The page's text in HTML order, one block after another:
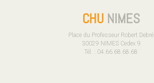
CHU NIMES
Place du Professeur Robert Debré
30029 NIMES Cedex 9
Tél. : 04.66.68.68.68